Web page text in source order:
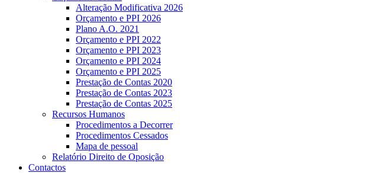
Alteração Modificativa 2026
Orçamento e PPI 2026
Plano A.O. 2021
Orçamento e PPI 2022
Orçamento e PPI 2023
Orçamento e PPI 2024
Orçamento e PPI 2025
Prestação de Contas 2020
Prestação de Contas 2023
Prestação de Contas 2025
Recursos Humanos
Procedimentos a Decorrer
Procedimentos Cessados
Mapa de pessoal
Relatório Direito de Oposição
Contactos